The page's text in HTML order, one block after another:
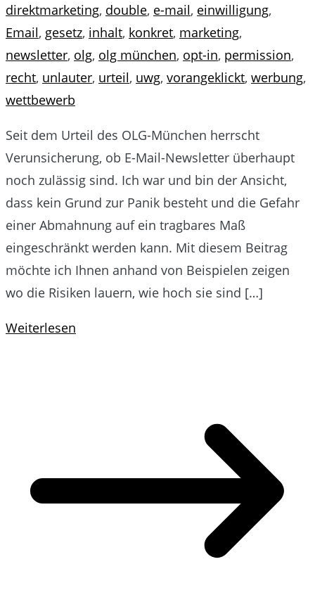
direktmarketing, double, e-mail, einwilligung,
Email, gesetz, inhalt, konkret, marketing,
newsletter, olg, olg münchen, opt-in, permission,
recht, unlauter, urteil, uwg, vorangeklickt, werbung,
wettbewerb
Seit dem Urteil des OLG-München herrscht
Verunsicherung, ob E-Mail-Newsletter überhaupt
noch zulässig sind. Ich war und bin der Ansicht,
dass kein Grund zur Panik besteht und die Gefahr
einer Abmahnung auf ein tragbares Maß
eingeschränkt werden kann. Mit diesem Beitrag
möchte ich Ihnen anhand von Beispielen zeigen
wo die Risiken lauern, wie hoch sie sind […]
Weiterlesen